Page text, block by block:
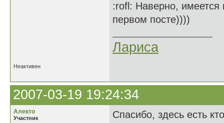
:rofl: Наверно,
первом посте))))
Лариса
Неактивен
2007-03-19 19:24:34
Алекто
Участник
Спасибо, здесь есть